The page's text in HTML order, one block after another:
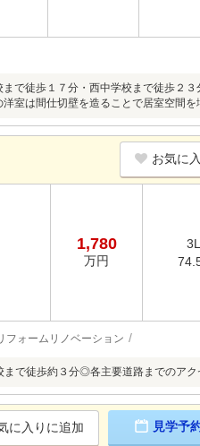
で徒歩１７分・西中学校まで徒歩２
室は間仕切壁を造ることで居室空間を
お気に
1,780
万円
フォームリノベーション
で徒歩約３分◎各主要道路までのアク
に入りに追加 見学予